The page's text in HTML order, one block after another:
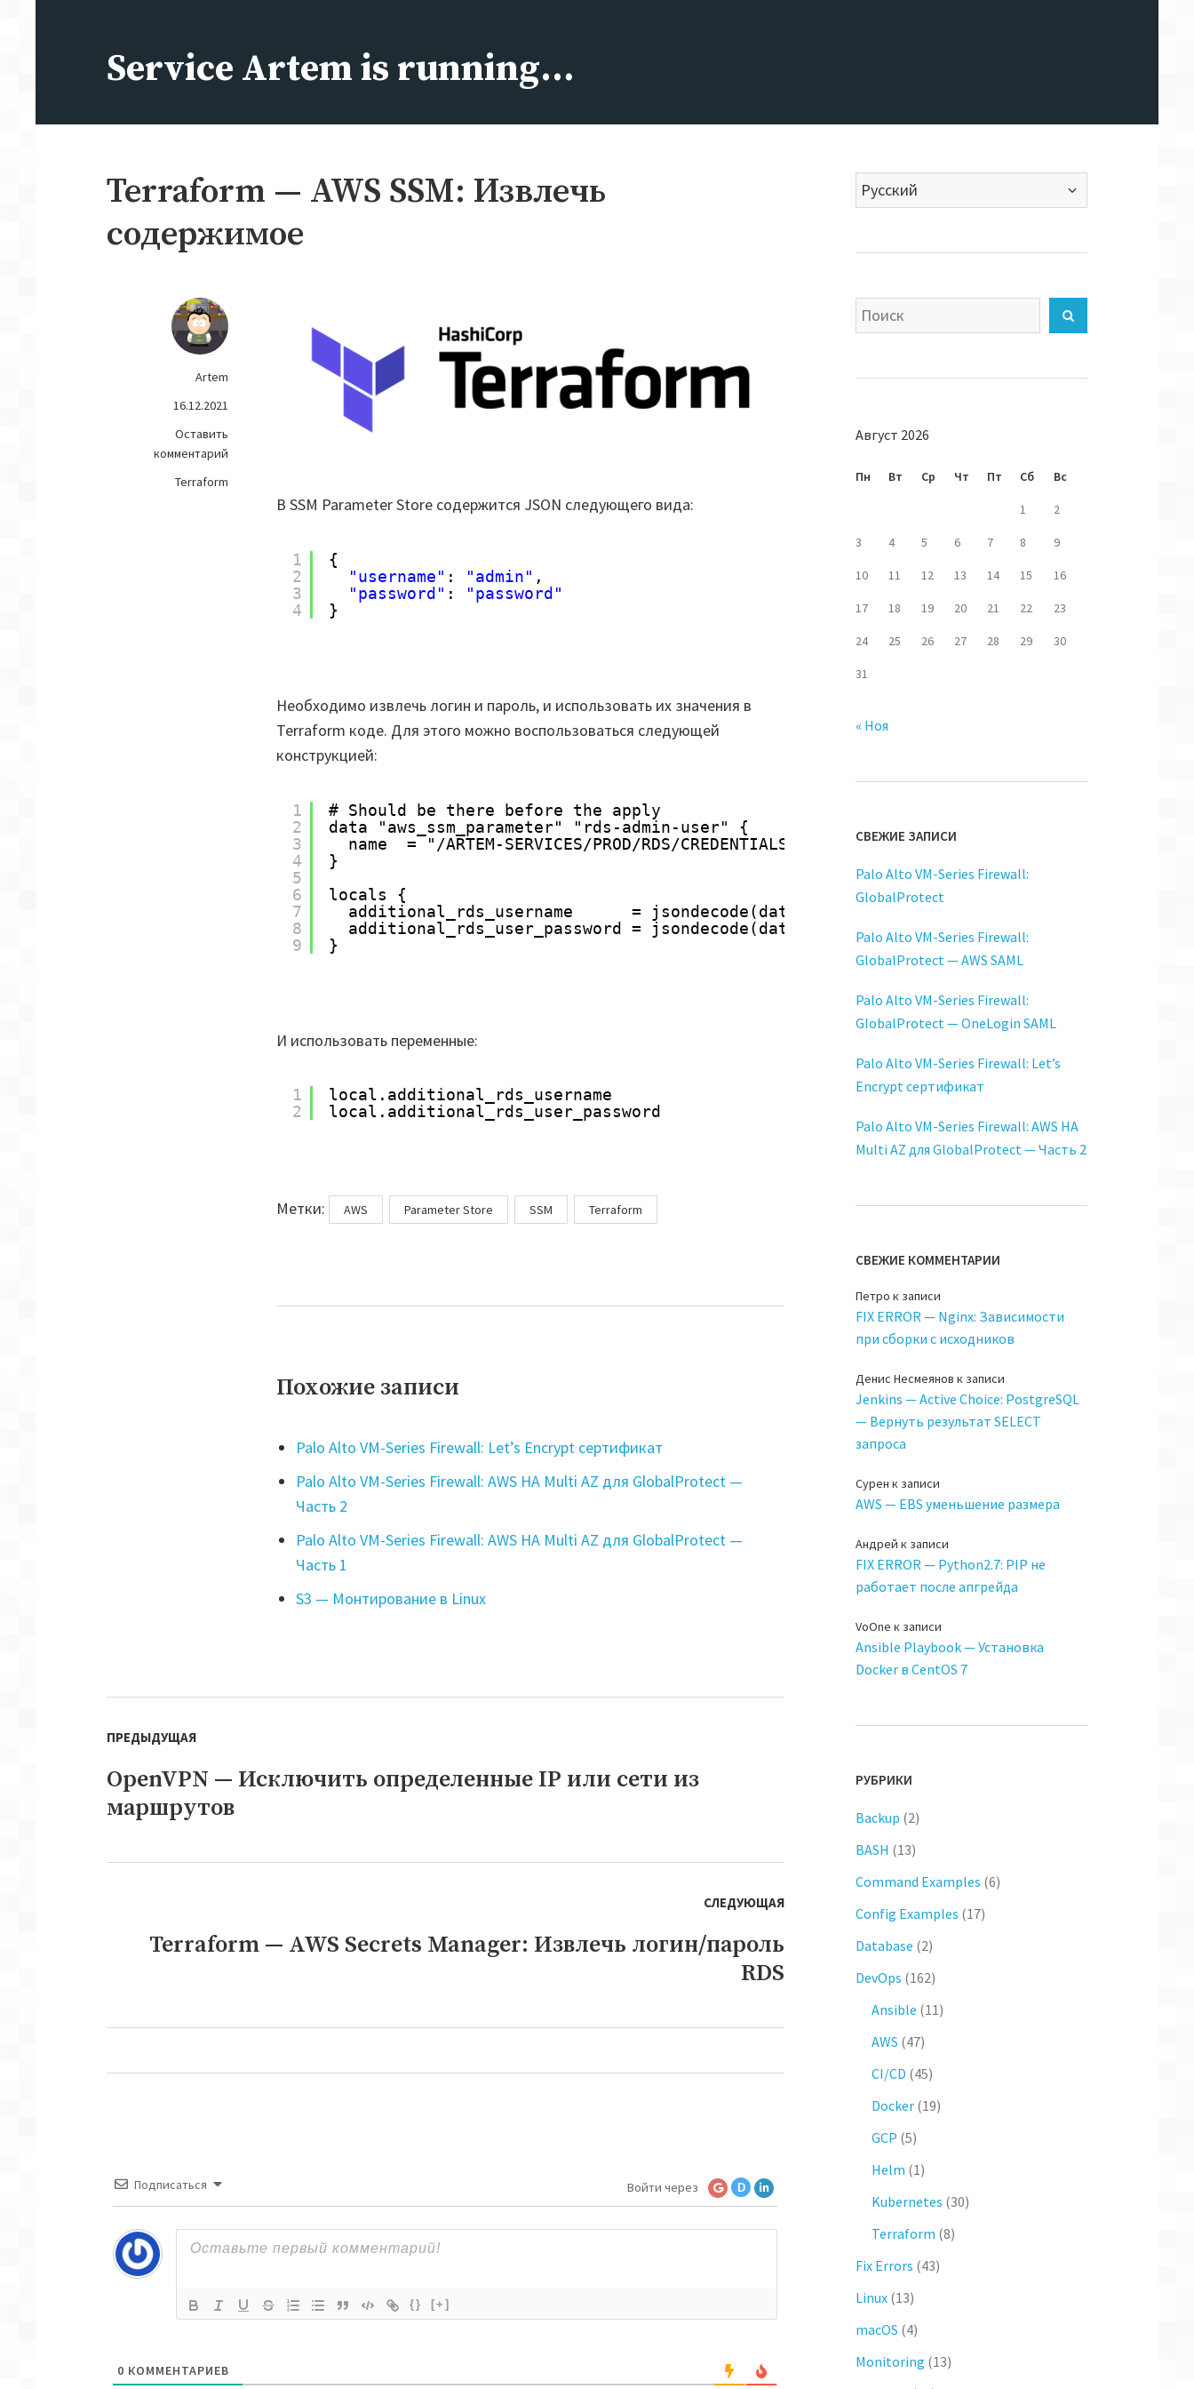
содержимомуService Artem is running…
Terraform — AWS SSM: Извлечь
содержимое
Artem
16.12.2021
Оставить
комментарий
содержимое
Terraform
В SSM Parameter Store содержится JSON следующего вида:
1
2
3
4
{
"username" : "admin" ,
"password" :
"password"
}
Необходимо извлечь логин и пароль, и использовать их значения в
Terraform коде. Для этого можно воспользоваться следующей
конструкцией:
1
2
3
4
5
6
7
8
9
# Should be there before the apply
data "aws_ssm_parameter" "rds-admin-user" {
name  = "/ARTEM-SERVICES/PROD/RDS/CREDENTIALS"
}
locals {
additional_rds_username      = jsondecode(data.aws_ssm_parameter.rds-admin-
additional_rds_user_password = jsondecode(data.aws_ssm_parameter.rds-admin-
}
И использовать переменные:
1
2
local.additional_rds_username
local.additional_rds_user_password
Метки: Метки
AWS Parameter Store SSM Terraform
Похожие записи
Palo Alto VM-Series Firewall: Let’s Encrypt сертификат
Palo Alto VM-Series Firewall: AWS HA Multi AZ для GlobalProtect —
Часть 2
Palo Alto VM-Series Firewall: AWS HA Multi AZ для GlobalProtect —
Часть 1
S3 — Монтирование в Linux
по
записям
ПРЕДЫДУЩАЯ
Предыдущая
запись:
OpenVPN — Исключить определенные IP или сети из
маршрутов
СЛЕДУЮЩАЯ
Следующая
Terraform — AWS Secrets Manager: Извлечь логин/пароль
RDS
Подписаться Войти через D
{} [+]
0 КОММЕНТАРИЕВ
Выбрать
язык
Искать
Август 2026
Пн Вт Ср Чт Пт Сб Вс
1 2
3 4 5 6 7 8 9
10 11 12 13 14 15 16
17 18 19 20 21 22 23
24 25 26 27 28 29 30
31
« Ноя
СВЕЖИЕ ЗАПИСИ
Palo Alto VM-Series Firewall:
GlobalProtect
Palo Alto VM-Series Firewall:
GlobalProtect — AWS SAML
Palo Alto VM-Series Firewall:
GlobalProtect — OneLogin SAML
Palo Alto VM-Series Firewall: Let’s
Encrypt сертификат
Palo Alto VM-Series Firewall: AWS HA
Multi AZ для GlobalProtect — Часть 2
СВЕЖИЕ КОММЕНТАРИИ
Петро к записи
FIX ERROR — Nginx: Зависимости
при сборки с исходников
Денис Несмеянов к записи
Jenkins — Active Choice: PostgreSQL
— Вернуть результат SELECT
запроса
Сурен к записи
AWS — EBS уменьшение размера
Андрей к записи
FIX ERROR — Python2.7: PIP не
работает после апгрейда
VoOne к записи
Ansible Playbook — Установка
Docker в CentOS 7
РУБРИКИ
Backup (2)
BASH (13)
Command Examples (6)
Config Examples (17)
Database (2)
DevOps (162)
Ansible (11)
AWS (47)
CI/CD (45)
Docker(19)
GCP (5)
Helm (1)
Kubernetes (30)
Terraform (8)
Fix Errors (43)
Linux(13)
macOS (4)
Monitoring (13)